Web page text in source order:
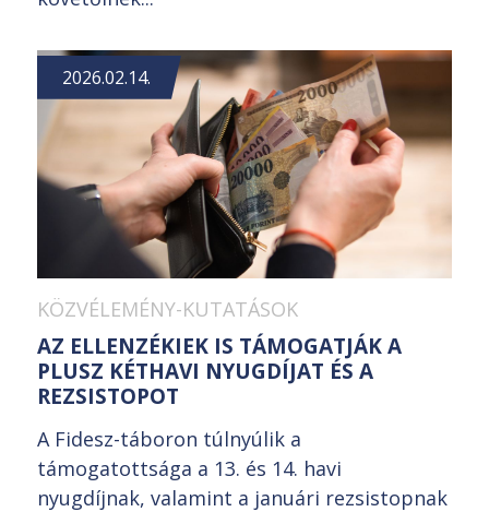
2026.02.14.
KÖZVÉLEMÉNY-KUTATÁSOK
AZ ELLENZÉKIEK IS TÁMOGATJÁK A
PLUSZ KÉTHAVI NYUGDÍJAT ÉS A
REZSISTOPOT
A Fidesz-táboron túlnyúlik a
támogatottsága a 13. és 14. havi
nyugdíjnak, valamint a januári rezsistopnak